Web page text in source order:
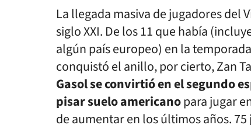
La llegada masiva de jugadores del
siglo XXI. De los 11 que había
algún país europeo) en la
conquistó el anillo, por cierto, Zan
Gasol se convirtió en el segundo
pisar suelo americanopara jugar
de aumentar en los últimos años.